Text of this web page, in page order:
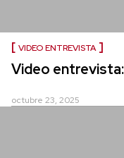
VIDEO ENTREVISTA
Video entrevista:
octubre 23, 2025